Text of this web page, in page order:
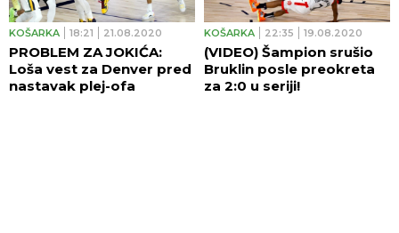
KOŠARKA 18:21 21.08.2020
PROBLEM ZA JOKIĆA:
Loša vest za Denver pred
nastavak plej-ofa
KOŠARKA 22:35 19.08.2020
(VIDEO) Šampion srušio
Bruklin posle preokreta
za 2:0 u seriji!